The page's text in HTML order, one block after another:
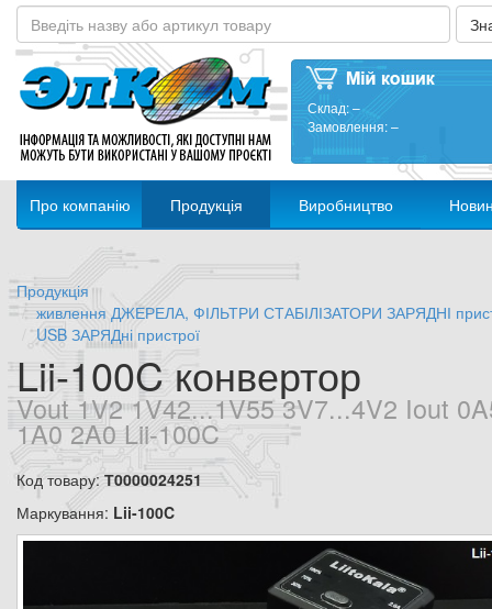
Склад:–
Замовлення:–
Про компанію Продукція Виробництво
Продукція
живлення ДЖЕРЕЛА, ФІЛЬТРИ СТАБІЛІЗАТОРИ ЗАРЯДНІ
USB ЗАРЯДні пристрої
Lii-100C конвертор
Vout 1V2 1V42...1V55 3V7...4V2 Iout
1A0 2A0 Lii-100C
Код товару:Т0000024251
Маркування: Lii-100C